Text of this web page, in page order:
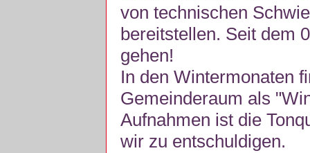
von technischen
bereitstellen. Seit dem
gehen!
In den Wintermonaten
Gemeinderaum als
Aufnahmen ist die
wir zu entschuldigen.